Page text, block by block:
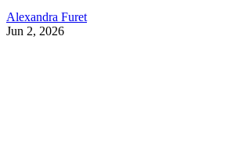
Alexandra Furet
Jun 2, 2026